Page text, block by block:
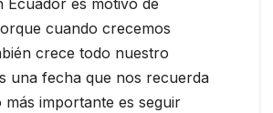
cuando crecemos
crece todo nuestro
una fecha que nos recuerda
más importante es seguir